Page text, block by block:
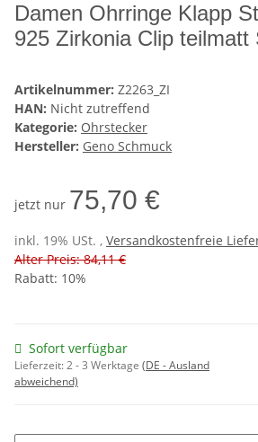
Damen Ohrringe Klapp
925 Zirkonia Clip teilmatt
Artikelnummer: Z2263_ZI
HAN: Nicht zutreffend
Kategorie: Ohrstecker
Hersteller: Geno Schmuck
jetzt nur 75,70 €
inkl. 19% USt. , Versandkostenfreie
Alter Preis: 84,11 €
Rabatt: 10%
Sofort verfügbar
Lieferzeit:2 - 3 Werktage (DE - Ausland
abweichend)